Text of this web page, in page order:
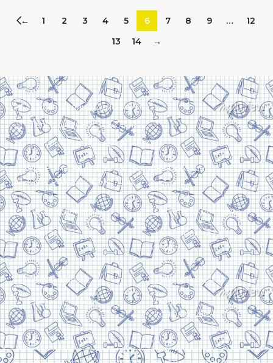
← 1 2 3 4 5 6 7 8 9 …
12
13
14 →
Харків, вулиця Сумська, 13
Телефон: (050) 305-05-41
E-Mail: torsingplus@gmail.com
Інтернет-магазин Торсінг. Усі права захищені
© 2024. Розробка:Skill Unit
Про видавництво
Контакти
Оплата та доставка
Повернення та
обмін
Скачати прайс
Система знижок
Договір оферти
Політика
конфіденційності